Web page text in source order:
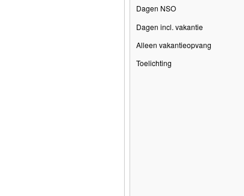
Dagen NSO
Dagen incl. vakantie
Alleen vakantieopvang
Toelichting